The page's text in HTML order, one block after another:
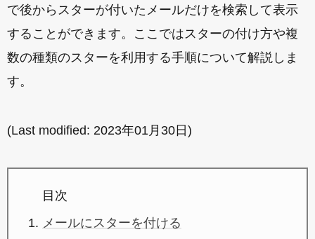
で後からスターが付いたメールだけを検索して表示
することができます。ここではスターの付け方や複
数の種類のスターを利用する手順について解説しま
す。
(Last modified: 2023年01月30日 )
目次
メールにスターを付ける